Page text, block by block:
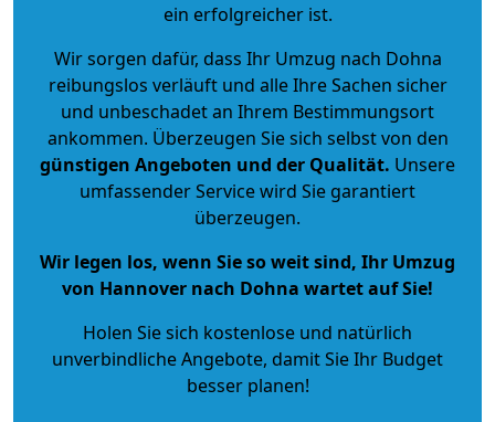
ein erfolgreicher ist.
Wir sorgen dafür, dass Ihr Umzug nach Dohna
reibungslos verläuft und alle Ihre Sachen sicher
und unbeschadet an Ihrem Bestimmungsort
ankommen. Überzeugen Sie sich selbst von den
günstigen Angeboten und der Qualität. Unsere
umfassender Service wird Sie garantiert
überzeugen.
Wir legen los, wenn Sie so weit sind, Ihr Umzug
von Hannover nach Dohna wartet auf Sie!
Holen Sie sich kostenlose und natürlich
unverbindliche Angebote, damit Sie Ihr Budget
besser planen!